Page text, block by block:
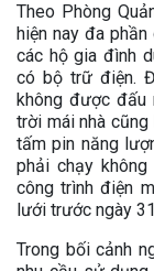
Theo Phòng
hiện nay đa
các hộ gia đình
có bộ trữ điện.
không được đấu
trời mái nhà
tấm pin năng
phải chạy
công trình điện
lưới trước ngày
Trong bối cảnh